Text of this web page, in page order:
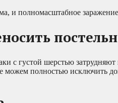
и полномасштабное
с густой шерстью
полностью исключить